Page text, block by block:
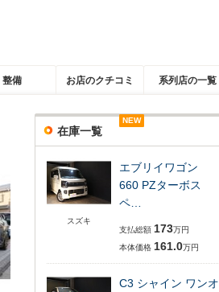
整備 お店のクチコミ 系列店の一覧
在庫一覧
スズキ
NEW
エブリイワゴン
660 PZターボス
ペ…
支払総額 173万円
本体価格 161.0万円
NEW
C3 シャイン ワンオ
NEW